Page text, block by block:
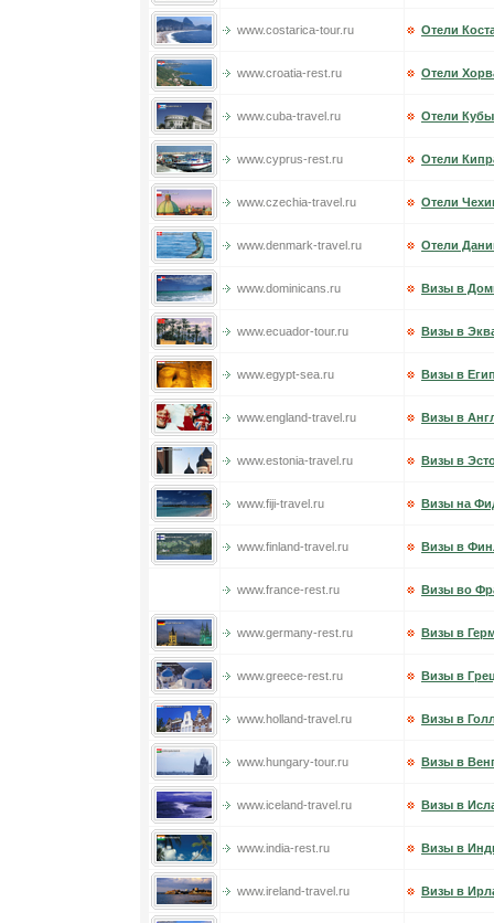
www.costarica-tour.ru Отели
www.croatia-rest.ru Отели
www.cuba-travel.ru Отели Кубы
www.cyprus-rest.ru Отели
www.czechia-travel.ru Отели
www.denmark-travel.ru Отели
www.dominicans.ru Визы в
www.ecuador-tour.ru Визы в
www.egypt-sea.ru Визы в
www.england-travel.ru Визы в
www.estonia-travel.ru Визы в
www.fiji-travel.ru Визы на
www.finland-travel.ru Визы в
www.france-rest.ru Визы во
www.germany-rest.ru Визы в
www.greece-rest.ru Визы в
www.holland-travel.ru Визы в
www.hungary-tour.ru Визы в
www.iceland-travel.ru Визы в
www.india-rest.ru Визы в
www.ireland-travel.ru Визы в